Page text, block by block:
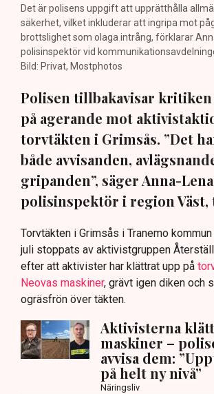
Det är polisens uppgift att upprätthålla
säkerhet, vilket inkluderar att ingripa mot
brottslighet som olaga intrång, förklarar
polisinspektör vid
Bild: Privat, Mostphotos
Polisen tillbakavisar
på agerande mot
torvtäkten i Grimsås. ”Det
både avvisanden,
gripanden”, säger Anna-
polisinspektör i region Väst,
Torvtäkten i Grimsås i Tranemo
juli stoppats av aktivistgruppen
efter att aktivister har klättrat upp på
Neovas maskiner, grävt igen diken och
ogräsfrön över täkten.
Aktivisterna
maskiner –
avvisa dem:
på helt ny nivå”
Näringsliv